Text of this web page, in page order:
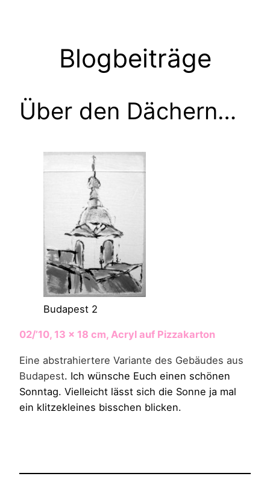
Blogbeiträge
Über den Dächern…
Budapest 2
02/’10, 13 x 18 cm, Acryl auf Pizzakarton
Eine abstrahiertere Variante des Gebäudes aus
Budapest. Ich wünsche Euch einen schönen
Sonntag. Vielleicht lässt sich die Sonne ja mal
ein klitzekleines bisschen blicken.